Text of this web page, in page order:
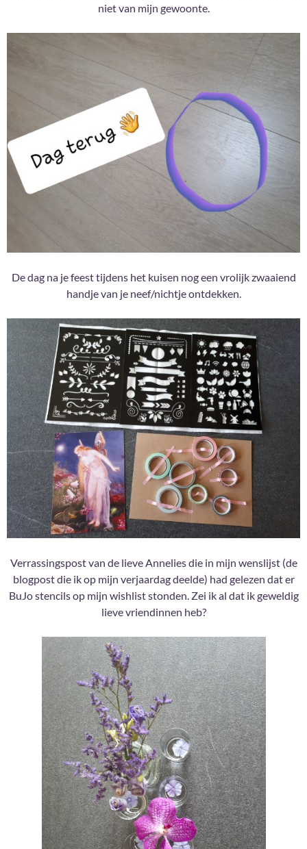
niet van mijn gewoonte.
De dag na je feest tijdens het kuisen nog een vrolijk zwaaiend
handje van je neef/nichtje ontdekken.
Verrassingspost van de lieve Annelies die in mijn wenslijst (de
blogpost die ik op mijn verjaardag deelde) had gelezen dat er
BuJo stencils op mijn wishlist stonden. Zei ik al dat ik geweldig
lieve vriendinnen heb?